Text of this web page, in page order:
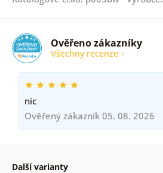
Ověřeno zákazníky
Všechny recenze
nic
Ověřený zákazník 05. 08. 2026
Další varianty